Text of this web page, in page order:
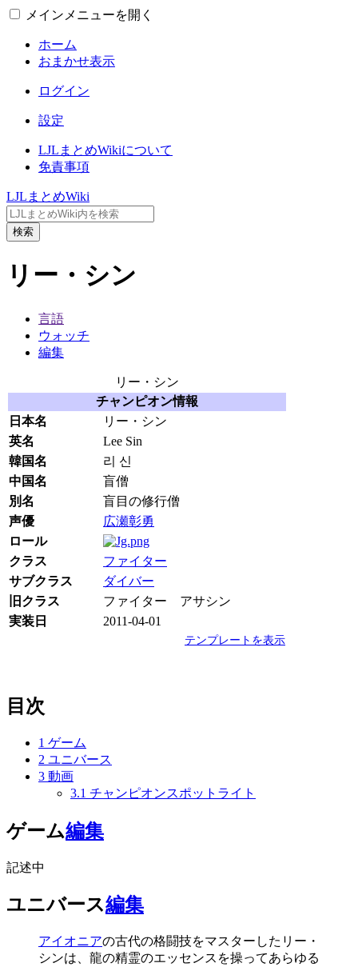
メインメニューを開く
ホーム
おまかせ表示
ログイン
設定
LJLまとめWikiについて
免責事項
LJLまとめWiki
検索
リー・シン
言語
ウォッチ
編集
リー・シン
チャンピオン情報
日本名
リー・シン
英名
Lee Sin
韓国名
리 신
中国名
盲僧
別名
盲目の修行僧
声優
広瀬彰勇
ロール
クラス
ファイター
サブクラス
ダイバー
旧クラス
ファイター アサシン
実装日
2011-04-01
テンプレートを表示
目次
1 ゲーム
2 ユニバース
3 動画
3.1 チャンピオンスポットライト
ゲーム編集
記述中
ユニバース編集
アイオニアの古代の格闘技をマスターした リー・
シンは、龍の精霊のエッセンスを操ってあらゆる